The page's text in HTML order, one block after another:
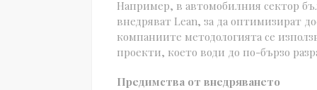
Например, в автомобилния сектор
внедряват Lean, за да оптимизират
компаниите методологията се
проекти, което води до по-бързо
Предимства от внедряването